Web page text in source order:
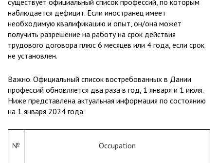
наблюдается дефицит. Если иностранец имеет
необходимую квалификацию и опыт, он/она может
получить разрешение на работу на срок действия
трудового договора плюс 6 месяцев или 4 года, если срок
не установлен.
Важно. Официальный список востребованных в Дании
профессий обновляется два раза в год, 1 января и 1 июля.
Ниже представлена актуальная информация по состоянию
на 1 января 2024 года.
№ Occupation